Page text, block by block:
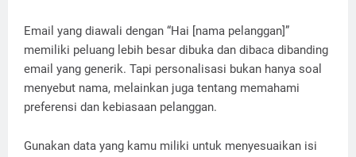
Email yang diawali dengan “Hai [nama pelanggan]”
memiliki peluang lebih besar dibuka dan dibaca dibanding
email yang generik. Tapi personalisasi bukan hanya soal
menyebut nama, melainkan juga tentang memahami
preferensi dan kebiasaan pelanggan.
Gunakan data yang kamu miliki untuk menyesuaikan isi